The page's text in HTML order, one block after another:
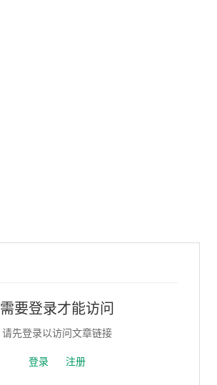
需要登录才能访问
请先登录以访问文章链接
登录 注册